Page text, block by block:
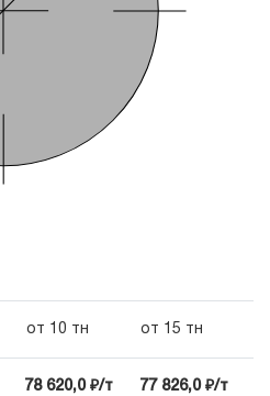
от 10 тн от 15 тн
78 620,0 ₽/т 77 826,0 ₽/т